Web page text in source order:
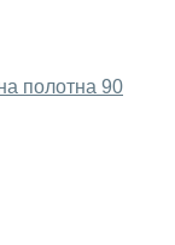
грн.
полотна 90